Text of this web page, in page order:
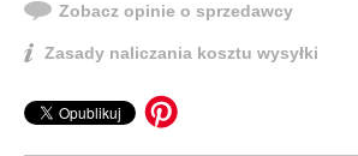
Zobacz opinie o sprzedawcy
Zasady naliczania kosztu wysyłki